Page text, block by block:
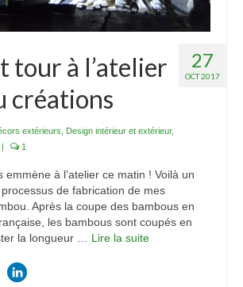
27
OCT 2017
tour à l’atelier
créations
extérieurs Design intérieur et extérieur,
| 1
emmène à l’atelier ce matin ! Voilà un
de fabrication de mes
Après la coupe des bambous en
les bambous sont coupés en
la longueur … Lire la suite­­